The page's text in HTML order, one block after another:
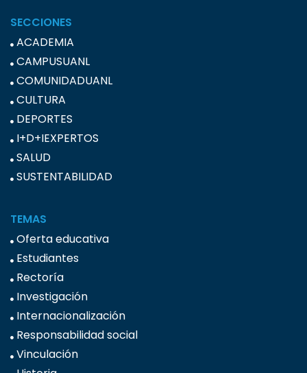
SECCIONES
ACADEMIA
CAMPUSUANL
COMUNIDADUANL
CULTURA
DEPORTES
I+D+IEXPERTOS
SALUD
SUSTENTABILIDAD
TEMAS
Oferta educativa
Estudiantes
Rectoría
Investigación
Internacionalización
Responsabilidad social
Vinculación